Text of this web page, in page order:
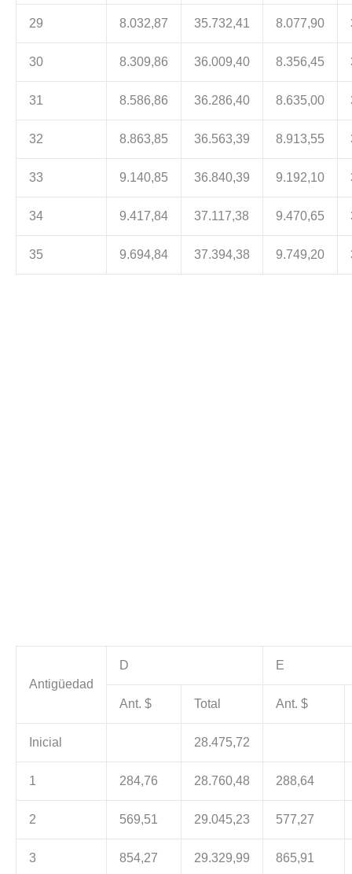
29 8.032,87 35.732,41 8.077,90
30 8.309,86 36.009,40 8.356,45
31 8.586,86 36.286,40 8.635,00
32 8.863,85 36.563,39 8.913,55
33 9.140,85 36.840,39 9.192,10
34 9.417,84 37.117,38 9.470,65
35 9.694,84 37.394,38 9.749,20
Antigüedad
D E
Ant. $ Total Ant. $
Inicial 28.475,72
1 284,76 28.760,48 288,64
2 569,51 29.045,23 577,27
3 854,27 29.329,99 865,91